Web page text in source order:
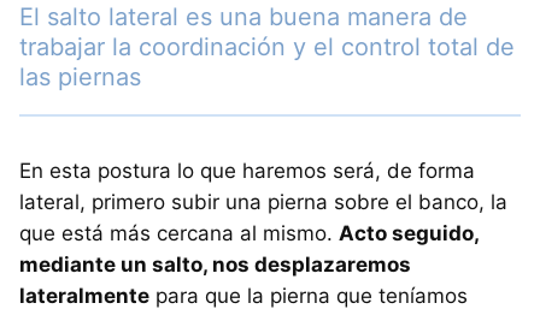
El salto lateral es una buena manera de
trabajar la coordinación y el control total de
las piernas
En esta postura lo que haremos será, de forma
lateral, primero subir una pierna sobre el banco, la
que está más cercana al mismo. Acto seguido,
mediante un salto, nos desplazaremos
lateralmente para que la pierna que teníamos